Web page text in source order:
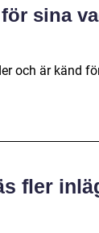
sina
och är känd
fler